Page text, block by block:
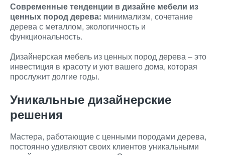
Современные тенденции в дизайне мебели из
ценных пород дерева: минимализм, сочетание
дерева с металлом, экологичность и
функциональность.
Дизайнерская мебель из ценных пород дерева – это
инвестиция в красоту и уют вашего дома, которая
прослужит долгие годы.
Уникальные дизайнерские
решения
Мастера, работающие с ценными породами дерева,
постоянно удивляют своих клиентов уникальными